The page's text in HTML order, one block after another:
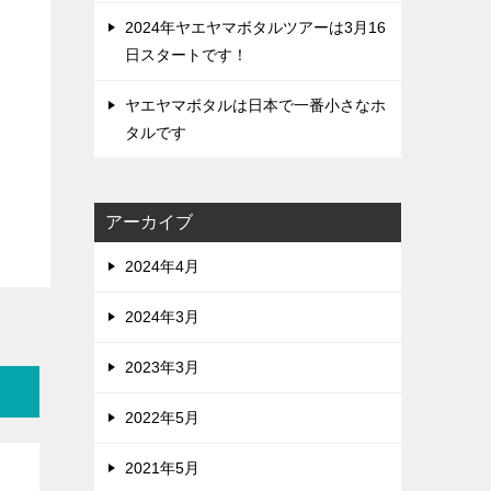
2024年ヤエヤマボタルツアーは3月16
日スタートです！
ヤエヤマボタルは日本で一番小さなホ
タルです
アーカイブ
2024年4月
2024年3月
2023年3月
2022年5月
2021年5月